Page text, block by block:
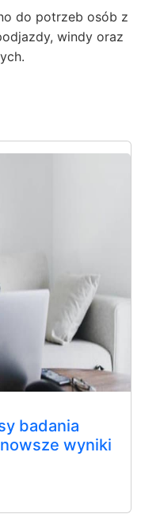
do potrzeb osób z
windy oraz
badania
wyniki